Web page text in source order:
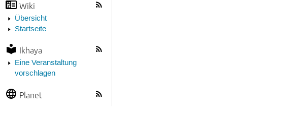
Wiki
Übersicht
Startseite
Ikhaya
Eine Veranstaltung
vorschlagen
Planet